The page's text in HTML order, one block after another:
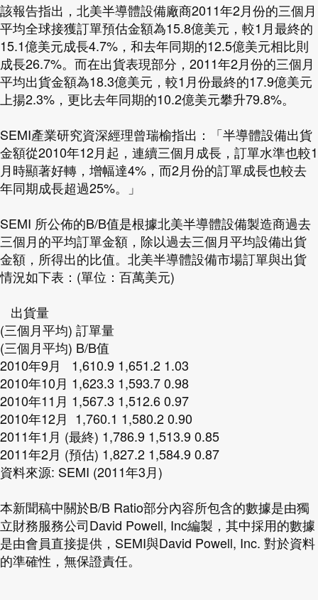
該報告指出，北美半導體設備廠商2011年2月份的三個月
平均全球接獲訂單預估金額為15.8億美元，較1月最終的
15.1億美元成長4.7%，和去年同期的12.5億美元相比則
成長26.7%。而在出貨表現部分，2011年2月份的三個月
平均出貨金額為18.3億美元，較1月份最終的17.9億美元
上揚2.3%，更比去年同期的10.2億美元攀升79.8%。
SEMI產業研究資深經理曾瑞榆指出：「半導體設備出貨
金額從2010年12月起，連續三個月成長，訂單水準也較1
月時顯著好轉，增幅達4%，而2月份的訂單成長也較去
年同期成長超過25%。」
SEMI 所公佈的B/B值是根據北美半導體設備製造商過去
三個月的平均訂單金額，除以過去三個月平均設備出貨
金額，所得出的比值。北美半導體設備市場訂單與出貨
情況如下表：(單位：百萬美元)
出貨量
(三個月平均) 訂單量
(三個月平均) B/B值
2010年9月 1,610.9 1,651.2 1.03
2010年10月 1,623.3 1,593.7 0.98
2010年11月 1,567.3 1,512.6 0.97
2010年12月 1,760.1 1,580.2 0.90
2011年1月 (最終) 1,786.9 1,513.9 0.85
2011年2月 (預估) 1,827.2 1,584.9 0.87
資料來源: SEMI (2011年3月)
本新聞稿中關於B/B Ratio部分內容所包含的數據是由獨
立財務服務公司David Powell, Inc編製，其中採用的數據
是由會員直接提供，SEMI與David Powell, Inc. 對於資料
的準確性，無保證責任。